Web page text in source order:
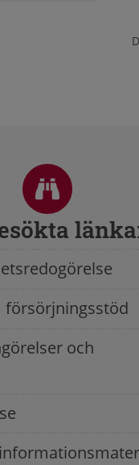
försörjningsstöd
och